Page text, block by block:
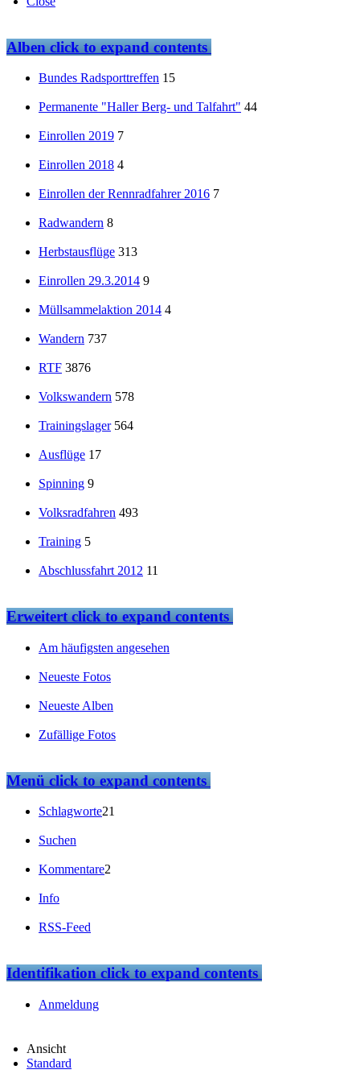
Albenclick to expand contents
Bundes Radsporttreffen 15
Permanente "Haller Berg- und Talfahrt" 44
Einrollen 2019 7
Einrollen 2018 4
Einrollen der Rennradfahrer 2016 7
Radwandern 8
Herbstausflüge 313
Einrollen 29.3.2014 9
Müllsammelaktion 2014 4
Wandern 737
RTF 3876
Volkswandern 578
Trainingslager 564
Ausflüge 17
Spinning 9
Volksradfahren 493
Training 5
Abschlussfahrt 2012 11
Erweitertclick to expand contents
Am häufigsten angesehen
Neueste Fotos
Neueste Alben
Zufällige Fotos
Menüclick to expand contents
Schlagworte21
Suchen
Kommentare2
Info
RSS-Feed
Identifikationclick to expand contents
Anmeldung
Ansicht
Standard